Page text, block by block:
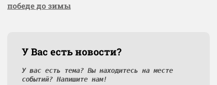
победе до зимы
У Вас есть новости?
У вас есть тема? Вы находитесь на месте
событий? Напишите нам!